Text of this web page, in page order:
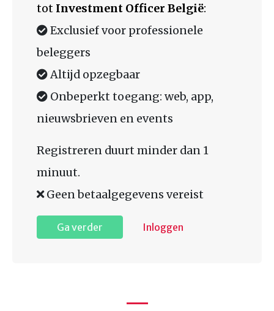
tot Investment Officer België:
Exclusief voor professionele
beleggers
Altijd opzegbaar
Onbeperkt toegang: web, app,
nieuwsbrieven en events
Registreren duurt minder dan 1
minuut.
Geen betaalgegevens vereist
Ga verder Inloggen